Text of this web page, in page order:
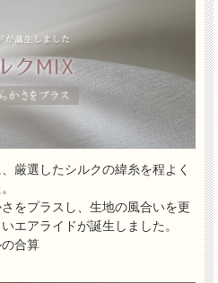
厳選したシルクの緯糸を程よく
をプラスし、生地の風合いを更
エアライドが誕生しました。
合算